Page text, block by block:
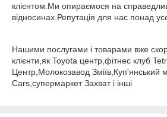
клієнтом.Ми опираємося на
відносинах.Репутація для нас понад
Нашими послугами і товарами вже
клієнти,як Toyota центр,фітнес клуб
Центр,Молокозавод Зміїв,Куп'янський
Cars,супермаркет Захват і інші